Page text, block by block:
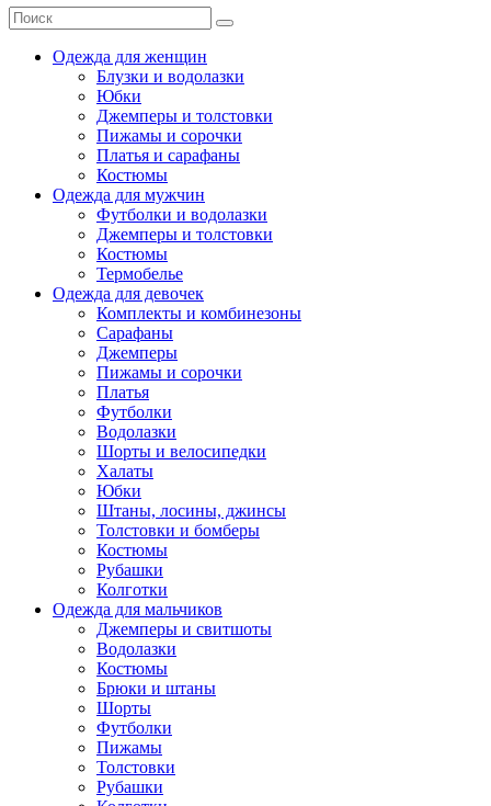
Одежда для женщин
Блузки и водолазки
Юбки
Джемперы и толстовки
Пижамы и сорочки
Платья и сарафаны
Костюмы
Одежда для мужчин
Футболки и водолазки
Джемперы и толстовки
Костюмы
Термобелье
Одежда для девочек
Комплекты и комбинезоны
Сарафаны
Джемперы
Пижамы и сорочки
Платья
Футболки
Водолазки
Шорты и велосипедки
Халаты
Юбки
Штаны, лосины, джинсы
Толстовки и бомберы
Костюмы
Рубашки
Колготки
Одежда для мальчиков
Джемперы и свитшоты
Водолазки
Костюмы
Брюки и штаны
Шорты
Футболки
Пижамы
Толстовки
Рубашки